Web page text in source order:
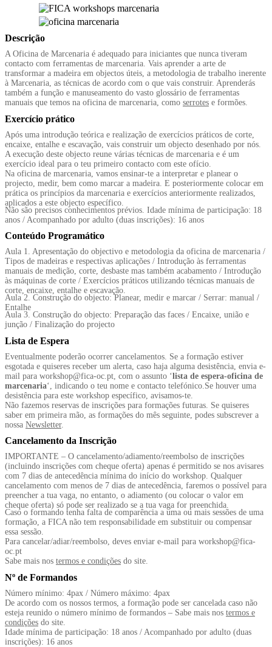
Descrição
A Oficina de Marcenaria é adequado para iniciantes que nunca tiveram
contacto com ferramentas de marcenaria. Vais aprender a arte de
transformar a madeira em objectos úteis, a metodologia de trabalho inerente
à Marcenaria, as técnicas de acordo com o que vais construir. Aprenderás
também a função e manuseamento do vasto glossário de ferramentas
manuais que temos na oficina de marcenaria, como serrotes e formões.
Exercício prático
Após uma introdução teórica e realização de exercícios práticos de corte,
encaixe, entalhe e escavação, vais construir um objecto desenhado por nós.
A execução deste objecto reune várias técnicas de marcenaria e é um
exercício ideal para o teu primeiro contacto com este ofício.
Na oficina de marcenaria, vamos ensinar-te a interpretar e planear o
projecto, medir, bem como marcar a madeira. E posteriormente colocar em
prática os princípios da marcenaria e exercícios anteriormente realizados,
aplicados a este objecto específico.
Não são precisos conhecimentos prévios. Idade mínima de participação: 18
anos / Acompanhado por adulto (duas inscrições): 16 anos
Conteúdo Programático
Aula 1. Apresentação do objectivo e metodologia da oficina de marcenaria /
Tipos de madeiras e respectivas aplicações / Introdução às ferramentas
manuais de medição, corte, desbaste mas também acabamento / Introdução
às máquinas de corte / Exercícios práticos utilizando técnicas manuais de
corte, encaixe, entalhe e escavação.
Aula 2. Construção do objecto: Planear, medir e marcar / Serrar: manual /
Entalhe
Aula 3. Construção do objecto: Preparação das faces / Encaixe, união e
junção / Finalização do projecto
Lista de Espera
Eventualmente poderão ocorrer cancelamentos. Se a formação estiver
esgotada e quiseres receber um alerta, caso haja alguma desistência, envia e-
mail para workshop@fica-oc.pt, com o assunto ‘lista de espera-oficina de
marcenaria‘, indicando o teu nome e contacto telefónico.Se houver uma
desistência para este workshop específico, avisamos-te.
Não fazemos reservas de inscrições para formações futuras. Se quiseres
saber em primeira mão, as formações do mês seguinte, podes subscrever a
nossa Newsletter.
Cancelamento da Inscrição
IMPORTANTE – O cancelamento/adiamento/reembolso de inscrições
(incluindo inscrições com cheque oferta) apenas é permitido se nos avisares
com 7 dias de antecedência mínima do início do workshop. Qualquer
cancelamento com menos de 7 dias de antecedência, faremos o possível para
preencher a tua vaga, no entanto, o adiamento (ou colocar o valor em
cheque oferta) só pode ser realizado se a tua vaga for preenchida.
Caso o formando tenha falta de comparência a uma ou mais sessões de uma
formação, a FICA não tem responsabilidade em substituir ou compensar
essa sessão.
Para cancelar/adiar/reembolso, deves enviar e-mail para workshop@fica-
oc.pt
Sabe mais nos termos e condições do site.
Nº de Formandos
Número mínimo: 4pax / Número máximo: 4pax
De acordo com os nossos termos, a formação pode ser cancelada caso não
esteja reunido o número mínimo de formandos – Sabe mais nos termos e
condições do site.
Idade mínima de participação: 18 anos / Acompanhado por adulto (duas
inscrições): 16 anos